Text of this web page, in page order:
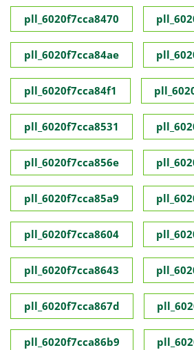
pll_6020f7cca8470
pll_6020f7cca84ae
pll_6020f7cca84f1
pll_6020f7cca8531
pll_6020f7cca856e
pll_6020f7cca85a9
pll_6020f7cca8604
pll_6020f7cca8643
pll_6020f7cca867d
pll_6020f7cca86b9